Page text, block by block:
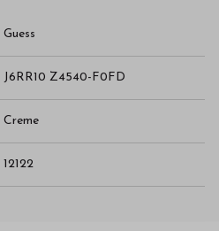
Guess
J6RR10 Z4540-F0FD
Creme
12122